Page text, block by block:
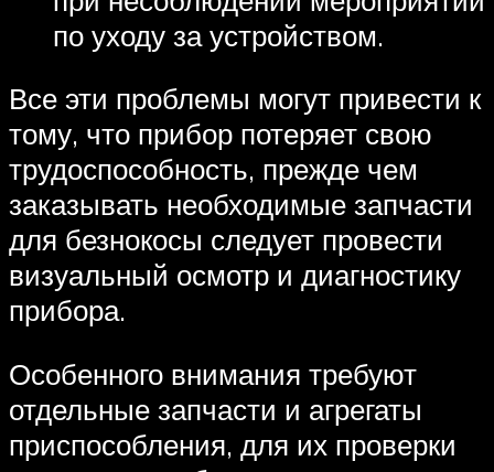
по уходу за устройством.
Все эти проблемы могут привести к
тому, что прибор потеряет свою
трудоспособность, прежде чем
заказывать необходимые запчасти
для безнокосы следует провести
визуальный осмотр и диагностику
прибора.
Особенного внимания требуют
отдельные запчасти и агрегаты
приспособления, для их проверки